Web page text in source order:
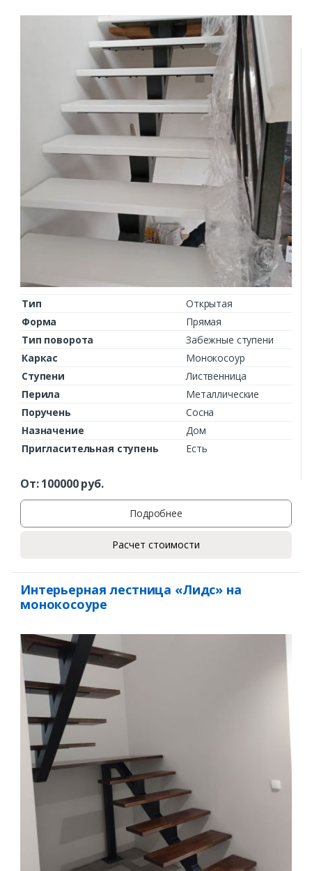
Тип
Открытая
Форма
Прямая
Тип поворота
Забежные ступени
Каркас
Монокосоур
Ступени
Лиственница
Перила
Металлические
Поручень
Сосна
Назначение
Дом
Пригласительная ступень
Есть
От:100000руб.
Подробнее
Расчет стоимости
Интерьерная лестница «Лидс» на
монокосоуре